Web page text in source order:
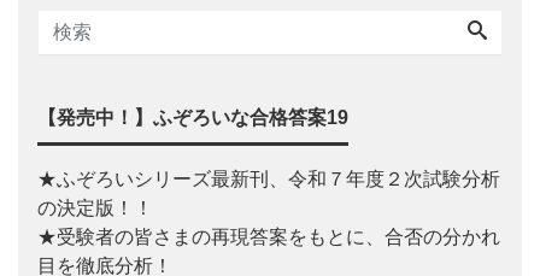
【発売中！】ふぞろいな合格答案19
★ふぞろいシリーズ最新刊、令和７年度２次試験分析
の決定版！！
★受験者の皆さまの再現答案をもとに、合否の分かれ
目を徹底分析！